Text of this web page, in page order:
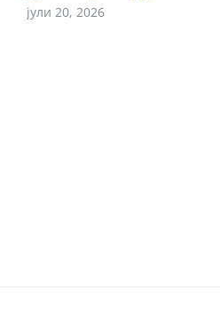
јули 20, 2026